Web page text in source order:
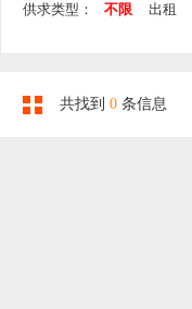
供求类型： 不限 出租
共找到 0 条信息